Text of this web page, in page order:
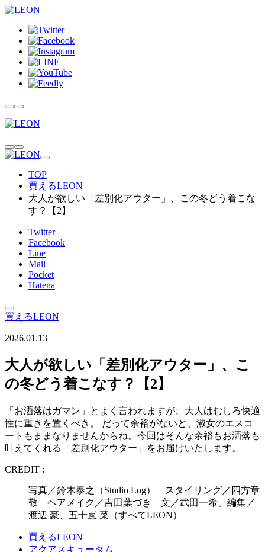
TOP
買えるLEON
大人が欲しい「差別化アウター」、この冬どう着こな
す？【2】
Twitter
Facebook
Line
Mail
Pocket
Hatena
買えるLEON
2026.01.13
大人が欲しい「差別化アウター」、こ
の冬どう着こなす？【2】
「お洒落はガマン」とよく言われますが、大人はむしろ快適
性に重きを置くべき。 だって余裕がないと、淑女のエスコ
ートもままなりませんからね。今回はそんな余裕もお洒落も
叶えてくれる「差別化アウター」をお届けいたします。
CREDIT :
写真／鈴木泰之（Studio Log） スタイリング／四方章
敬 ヘアメイク／吉田葉づき 文／武田一希、編集／
渡辺 豪、五十嵐 菜（すべてLEON）
買えるLEON
アクアスキュータム